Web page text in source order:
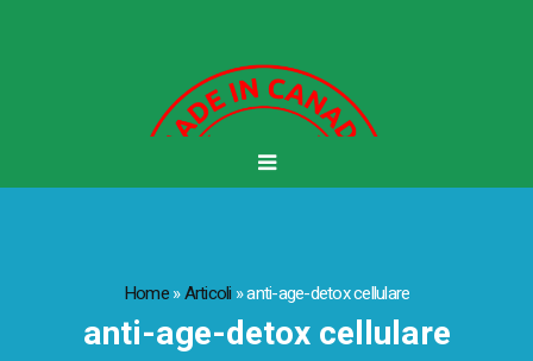
Home»Articoli »anti-age-detox cellulare
anti-age-detox cellulare